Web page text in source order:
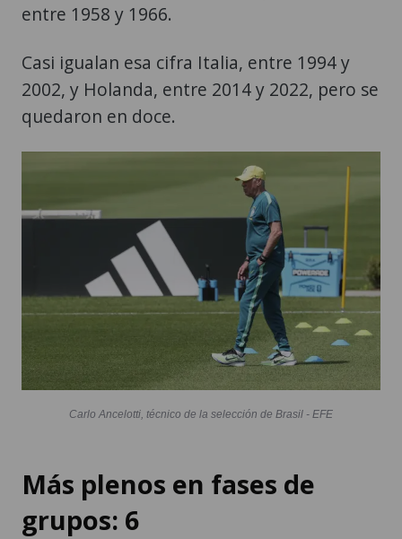
entre 1958 y 1966.
Casi igualan esa cifra Italia, entre 1994 y
2002, y Holanda, entre 2014 y 2022, pero se
quedaron en doce.
Carlo Ancelotti, técnico de la selección de Brasil - EFE
Más plenos en fases de
grupos: 6